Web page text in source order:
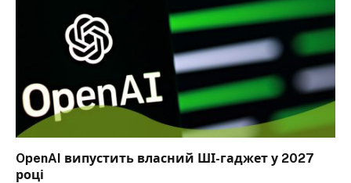
OpenAI випустить власний ШІ-гаджет у 2027
році